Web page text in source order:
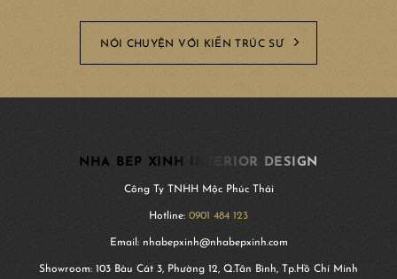
NÓI CHUYỆN VỚI KIẾN TRÚC SƯ
NHA BEP XINH INTERIOR DESIGN
Công Ty TNHH Mộc Phúc Thái
Hotline: 0901 484 123
Email: nhabepxinh@nhabepxinh.com
Showroom: 103 Bàu Cát 3, Phường 12, Q.Tân Bình, Tp.Hồ Chí Minh